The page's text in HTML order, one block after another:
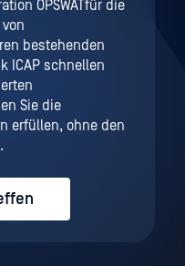
OPSWATfür die
bestehenden
ICAP schnellen
Sie die
erfüllen, ohne den